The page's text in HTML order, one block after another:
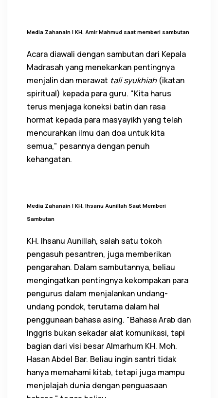
Media Zahanain I KH. Amir Mahmud saat memberi sambutan
Acara diawali dengan sambutan dari Kepala
Madrasah yang menekankan pentingnya
menjalin dan merawat tali syukhiah (ikatan
spiritual) kepada para guru. "Kita harus
terus menjaga koneksi batin dan rasa
hormat kepada para masyayikh yang telah
mencurahkan ilmu dan doa untuk kita
semua," pesannya dengan penuh
kehangatan.
Media Zahanain I KH. Ihsanu Aunillah Saat Memberi
Sambutan
KH. Ihsanu Aunillah, salah satu tokoh
pengasuh pesantren, juga memberikan
pengarahan. Dalam sambutannya, beliau
mengingatkan pentingnya kekompakan para
pengurus dalam menjalankan undang-
undang pondok, terutama dalam hal
penggunaan bahasa asing. "Bahasa Arab dan
Inggris bukan sekadar alat komunikasi, tapi
bagian dari visi besar Almarhum KH. Moh.
Hasan Abdel Bar. Beliau ingin santri tidak
hanya memahami kitab, tetapi juga mampu
menjelajah dunia dengan penguasaan